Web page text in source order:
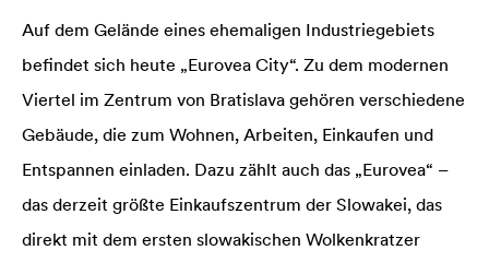
Auf dem Gelände eines ehemaligen Industriegebiets
befindet sich heute „Eurovea City“. Zu dem modernen
Viertel im Zentrum von Bratislava gehören verschiedene
Gebäude, die zum Wohnen, Arbeiten, Einkaufen und
Entspannen einladen. Dazu zählt auch das „Eurovea“ –
das derzeit größte Einkaufszentrum der Slowakei, das
direkt mit dem ersten slowakischen Wolkenkratzer